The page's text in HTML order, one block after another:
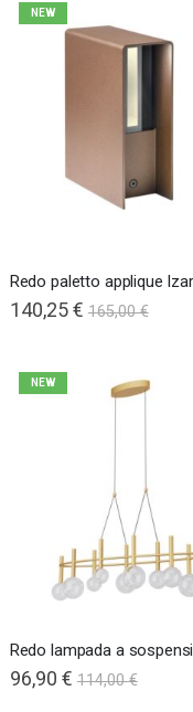
NEW
Redo paletto applique Izar
140,25 € 165,00 €
NEW
96,90 € 114,00 €